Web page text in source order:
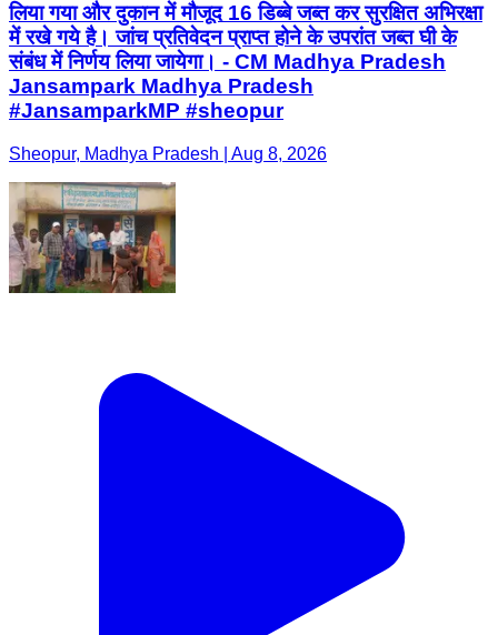
लिया गया और दुकान में मौजूद 16 डिब्बे जब्त कर सुरक्षित अभिरक्षा
में रखे गये है। जांच प्रतिवेदन प्राप्त होने के उपरांत जब्त घी के
संबंध में निर्णय लिया जायेगा। - CM Madhya Pradesh
Jansampark Madhya Pradesh
#JansamparkMP #sheopur
Sheopur, Madhya Pradesh | Aug 8, 2026